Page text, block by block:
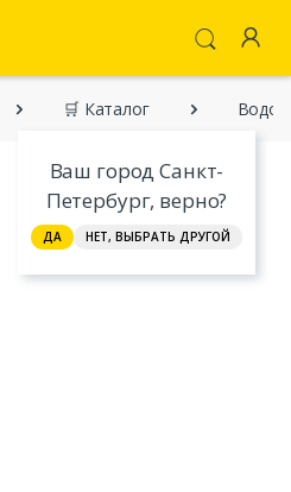
Ваш город Санкт-
Петербург, верно?
ДА НЕТ, ВЫБРАТЬ ДРУГОЙ
🛒 Каталог